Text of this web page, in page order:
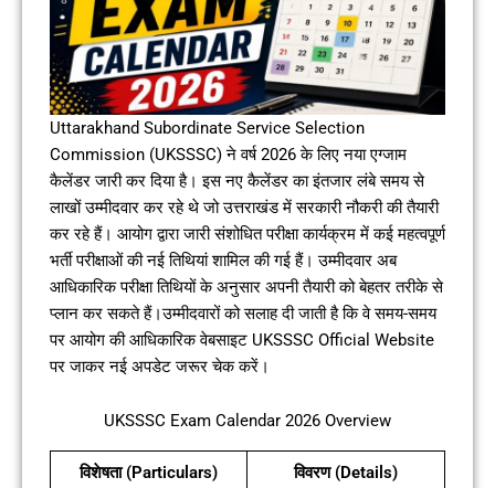
Uttarakhand Subordinate Service Selection
Commission (UKSSSC) ने वर्ष 2026 के लिए नया एग्जाम
कैलेंडर जारी कर दिया है। इस नए कैलेंडर का इंतजार लंबे समय से
लाखों उम्मीदवार कर रहे थे जो उत्तराखंड में सरकारी नौकरी की तैयारी
कर रहे हैं। आयोग द्वारा जारी संशोधित परीक्षा कार्यक्रम में कई महत्वपूर्ण
भर्ती परीक्षाओं की नई तिथियां शामिल की गई हैं। उम्मीदवार अब
आधिकारिक परीक्षा तिथियों के अनुसार अपनी तैयारी को बेहतर तरीके से
प्लान कर सकते हैं।उम्मीदवारों को सलाह दी जाती है कि वे समय-समय
पर आयोग की आधिकारिक वेबसाइट UKSSSC Official Website
पर जाकर नई अपडेट जरूर चेक करें।
UKSSSC Exam Calendar 2026 Overview
विशेषता (Particulars) विवरण (Details)